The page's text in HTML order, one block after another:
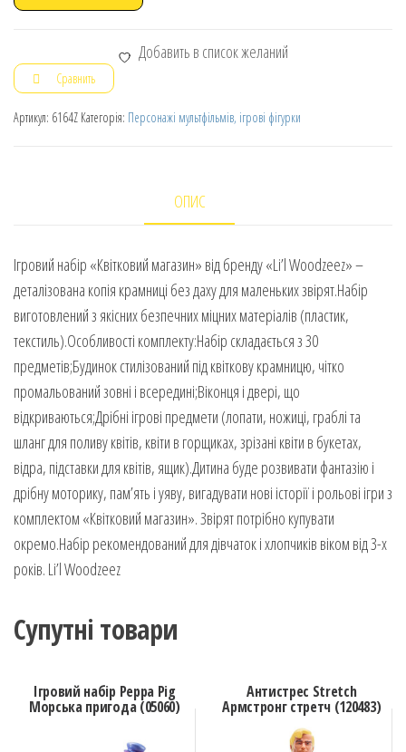
Добавить в список желаний
Сравнить
Артикул: 6164Z Категорія: Персонажі мультфільмів, ігрові фігурки
ОПИС
Ігровий набір «Квітковий магазин» від бренду «Li’l Woodzeez» –
деталізована копія крамниці без даху для маленьких звірят.Набір
виготовлений з якісних безпечних міцних матеріалів (пластик,
текстиль).Особливості комплекту:Набір складається з 30
предметів;Будинок стилізований під квіткову крамницю, чітко
промальований зовні і всередині;Віконця і двері, що
відкриваються;Дрібні ігрові предмети (лопати, ножиці, граблі та
шланг для поливу квітів, квіти в горщиках, зрізані квіти в букетах,
відра, підставки для квітів, ящик).Дитина буде розвивати фантазію і
дрібну моторику, пам’ять і уяву, вигадувати нові історії і рольові ігри з
комплектом «Квітковий магазин». Звірят потрібно купувати
окремо.Набір рекомендований для дівчаток і хлопчиків віком від 3-х
років. Li’l Woodzeez
Супутні товари
Ігровий набір Peppa Pig
Морська пригода (05060)
Антистрес Stretch
Армстронг стретч (120483)